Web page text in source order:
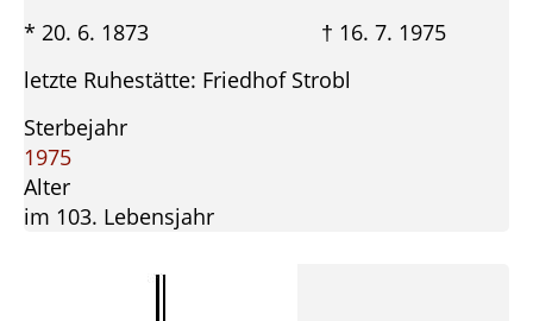
* 20. 6. 1873 † 16. 7. 1975
letzte Ruhestätte: Friedhof Strobl
Sterbejahr
1975
Alter
im 103. Lebensjahr